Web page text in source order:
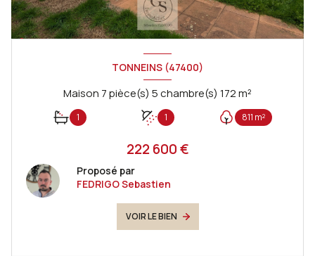
TONNEINS (47400)
Maison 7 pièce(s) 5 chambre(s) 172 m²
1 1 811 m²
222 600 €
Proposé par
FEDRIGO Sebastien
VOIR LE BIEN